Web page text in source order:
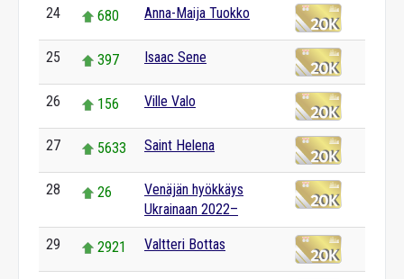
24 680 Anna-Maija Tuokko
25 397 Isaac Sene
26 156 Ville Valo
27 5633 Saint Helena
28 26
Venäjän hyökkäys
Ukrainaan 2022–
29 2921 Valtteri Bottas